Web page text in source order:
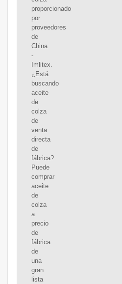
proporcionado
por
proveedores
de
China
-
Imlitex.
¿Está
buscando
aceite
de
colza
de
venta
directa
de
fábrica?
Puede
comprar
aceite
de
colza
a
precio
de
fábrica
de
una
gran
lista